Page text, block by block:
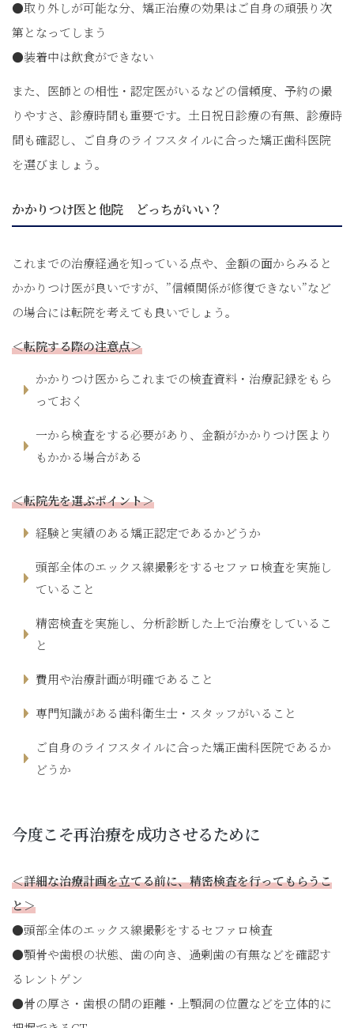
●取り外しが可能な分、矯正治療の効果はご自身の頑張り次
第となってしまう
●装着中は飲食ができない
また、医師との相性・認定医がいるなどの信頼度、予約の撮
りやすさ、診療時間も重要です。土日祝日診療の有無、診療時
間も確認し、ご自身のライフスタイルに合った矯正歯科医院
を選びましょう。
かかりつけ医と他院 どっちがいい？
これまでの治療経過を知っている点や、金額の面からみると
かかりつけ医が良いですが、”信頼関係が修復できない”など
の場合には転院を考えても良いでしょう。
＜転院する際の注意点＞
かかりつけ医からこれまでの検査資料・治療記録をもら
っておく
一から検査をする必要があり、金額がかかりつけ医より
もかかる場合がある
＜転院先を選ぶポイント＞
経験と実績のある矯正認定であるかどうか
頭部全体のエックス線撮影をするセファロ検査を実施し
ていること
精密検査を実施し、分析診断した上で治療をしているこ
と
費用や治療計画が明確であること
専門知識がある歯科衛生士・スタッフがいること
ご自身のライフスタイルに合った矯正歯科医院であるか
どうか
今度こそ再治療を成功させるために
＜詳細な治療計画を立てる前に、精密検査を行ってもらうこ
と＞
●頭部全体のエックス線撮影をするセファロ検査
●顎骨や歯根の状態、歯の向き、過剰歯の有無などを確認す
るレントゲン
●骨の厚さ・歯根の間の距離・上顎洞の位置などを立体的に